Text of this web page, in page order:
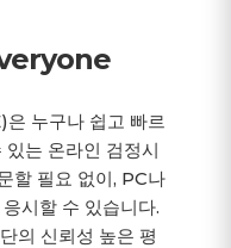
누구나 쉽고 빠르
는 온라인 검정시
할 필요 없이, PC나
시할 수 있습니다.
의 신뢰성 높은 평